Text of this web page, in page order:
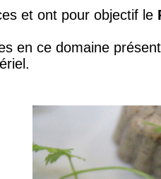
et ont pour objectif le
en ce domaine